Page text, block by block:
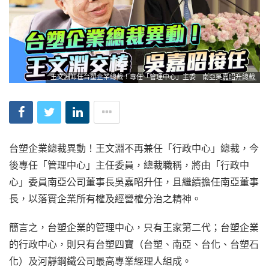
王文淵卸任台塑企業總裁！專任「管理中心」主委 南亞吳嘉昭升總裁
台塑企業總裁異動！王文淵不再兼任「行政中心」總裁，今
後專任「管理中心」主任委員，總裁職稱，將由「行政中
心」委員南亞公司董事長吳嘉昭升任，且繼續擔任南亞董事
長，以落實企業所有權及經營權分治之精神。
簡言之，台塑企業的管理中心，只有王家第二代；台塑企業
的行政中心，則只有台塑四寶（台塑、南亞、台化、台塑石
化）及河靜鋼鐵公司最高專業經理人組成。